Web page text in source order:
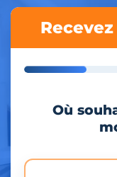
Où